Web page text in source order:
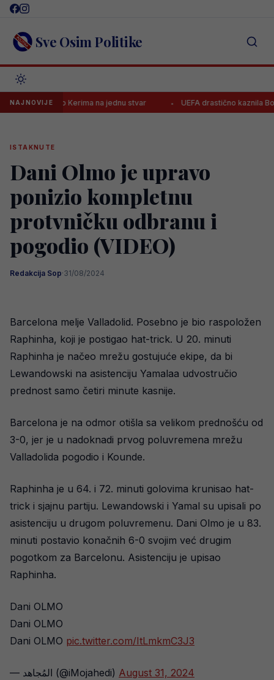
Skip
content Sve Osim Politike
NAJNOVIJE
Kerima na jednu stvar UEFA drastično kaznila Borac, evo
ISTAKNUTE
Dani Olmo je upravo
ponizio kompletnu
protvničku odbranu i
pogodio (VIDEO)
Redakcija Sop·31/08/2024
Barcelona melje Valladolid. Posebno je bio raspoložen
Raphinha, koji je postigao hat-trick. U 20. minuti
Raphinha je načeo mrežu gostujuće ekipe, da bi
Lewandowski na asistenciju Yamalaa udvostručio
prednost samo četiri minute kasnije.
Barcelona je na odmor otišla sa velikom prednošću od
3-0, jer je u nadoknadi prvog poluvremena mrežu
Valladolida pogodio i Kounde.
Raphinha je u 64. i 72. minuti golovima krunisao hat-
trick i sjajnu partiju. Lewandowski i Yamal su upisali po
asistenciju u drugom poluvremenu. Dani Olmo je u 83.
minuti postavio konačnih 6-0 svojim već drugim
pogotkom za Barcelonu. Asistenciju je upisao
Raphinha.
Dani OLMO
Dani OLMO
Dani OLMO pic.twitter.com/ItLmkmC3J3
— المُجاهد (@iMojahedi) August 31, 2024